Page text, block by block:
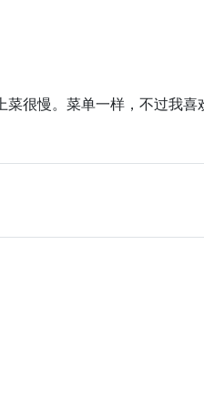
很慢。菜单一样，不过我喜